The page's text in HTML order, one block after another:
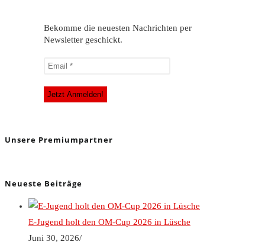
Bekomme die neuesten Nachrichten per
Newsletter geschickt.
Unsere Premiumpartner
Neueste Beiträge
E-Jugend holt den OM-Cup 2026 in Lüsche
Juni 30, 2026/